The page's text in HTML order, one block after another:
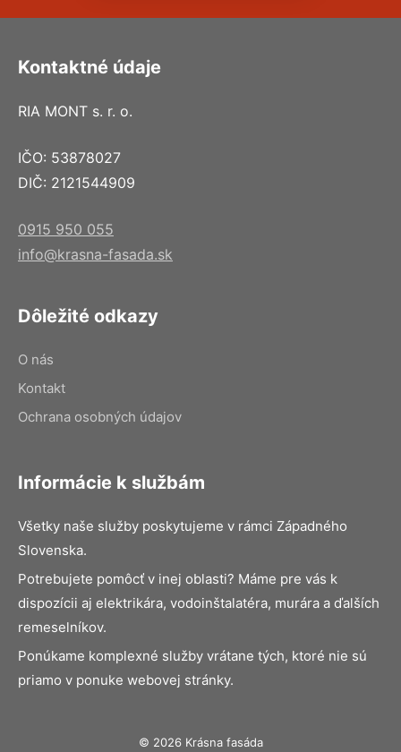
Kontaktné údaje
RIA MONT s. r. o.
IČO: 53878027
DIČ: 2121544909
0915 950 055
info@krasna-fasada.sk
Dôležité odkazy
O nás
Kontakt
Ochrana osobných údajov
Informácie k službám
Všetky naše služby poskytujeme v rámci Západného
Slovenska.
Potrebujete pomôcť v inej oblasti? Máme pre vás k
dispozícii aj elektrikára, vodoinštalatéra, murára a ďalších
remeselníkov.
Ponúkame komplexné služby vrátane tých, ktoré nie sú
priamo v ponuke webovej stránky.
© 2026 Krásna fasáda